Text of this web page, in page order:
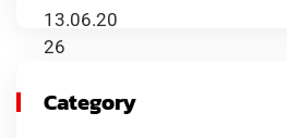
Category